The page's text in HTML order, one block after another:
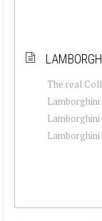
The real
Lamborghini
Lamborghini
Lamborghini